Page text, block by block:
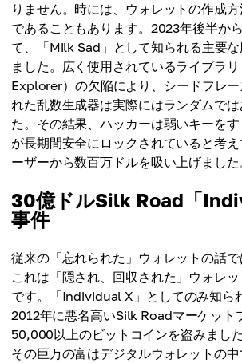
りません。時には、ウォレットの作成
であることもあります。2023年後半か
て、「Milk Sad」として知られる主要
ました。広く使用されているライブラ
Explorer）の欠陥により、シードフレ
れた乱数生成器は実際にはランダムで
た。その結果、ハッカーは弱いキーを
が長期間安全にロックされていると考
ーザーから数百万ドルを吸い上げました
30億ドルSilk Road「
事件
従来の「忘れられた」ウォレットの話で
これは「隠され、回収された」ウォレ
です。「Individual X」としてのみ知ら
2012年に悪名高いSilk Roadマーケット
50,000以上のビットコインを盗みまし
その巨万の富はデジタルウォレットの